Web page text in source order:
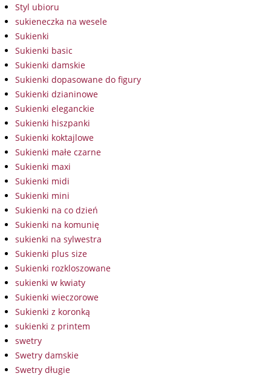
Styl ubioru
sukieneczka na wesele
Sukienki
Sukienki basic
Sukienki damskie
Sukienki dopasowane do figury
Sukienki dzianinowe
Sukienki eleganckie
Sukienki hiszpanki
Sukienki koktajlowe
Sukienki małe czarne
Sukienki maxi
Sukienki midi
Sukienki mini
Sukienki na co dzień
Sukienki na komunię
sukienki na sylwestra
Sukienki plus size
Sukienki rozkloszowane
sukienki w kwiaty
Sukienki wieczorowe
Sukienki z koronką
sukienki z printem
swetry
Swetry damskie
Swetry długie